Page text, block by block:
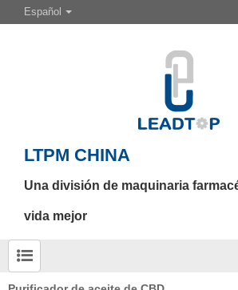
Español
LTPM CHINA
Una división de maquinaria
vida mejor